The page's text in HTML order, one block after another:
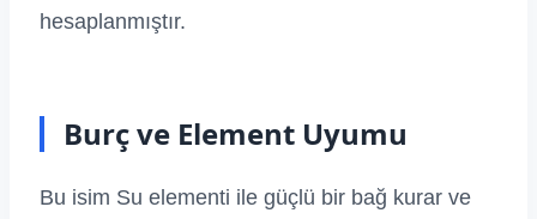
hesaplanmıştır.
Burç ve Element Uyumu
Bu isim Su elementi ile güçlü bir bağ kurar ve